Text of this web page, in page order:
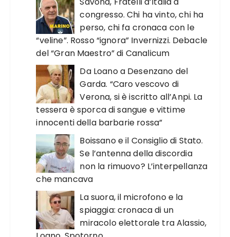
congresso. Chi ha vinto, chi ha
perso, chi fa cronaca con le
“veline”. Rosso “ignora” Invernizzi. Debacle
del “Gran Maestro” di Canalicum
Da Loano a Desenzano del
Garda. “Caro vescovo di
Verona, si è iscritto all’Anpi. La
tessera è sporca di sangue e vittime
innocenti della barbarie rossa”
Boissano e il Consiglio di Stato.
Se l’antenna della discordia
non la rimuovo? L’interpellanza
che mancava
La suora, il microfono e la
spiaggia: cronaca di un
miracolo elettorale tra Alassio,